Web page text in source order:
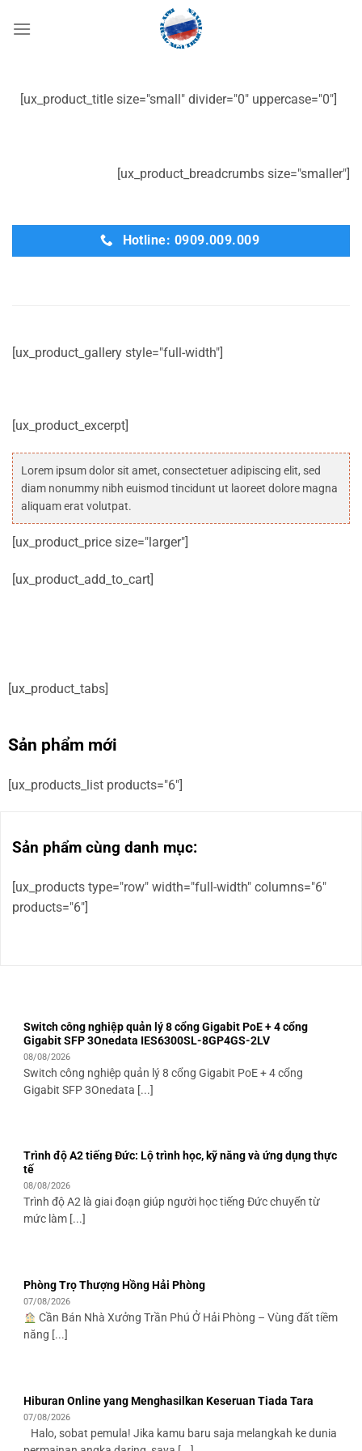
qua
[ux_product_title size="small" divider="0" uppercase="0"]
[ux_product_breadcrumbs size="smaller"]
Hotline: 0909.009.009
[ux_product_gallery style="full-width"]
[ux_product_excerpt]
Lorem ipsum dolor sit amet, consectetuer adipiscing elit, sed
diam nonummy nibh euismod tincidunt ut laoreet dolore magna
aliquam erat volutpat.
[ux_product_price size="larger"]
[ux_product_add_to_cart]
[ux_product_tabs]
Sản phẩm mới
[ux_products_list products="6"]
Sản phẩm cùng danh mục:
[ux_products type="row" width="full-width" columns="6"
products="6"]
Switch công nghiệp quản lý 8 cổng Gigabit PoE + 4 cổng
Gigabit SFP 3Onedata IES6300SL-8GP4GS-2LV
08/08/2026
Switch công nghiệp quản lý 8 cổng Gigabit PoE + 4 cổng
Gigabit SFP 3Onedata [...]
Trình độ A2 tiếng Đức: Lộ trình học, kỹ năng và ứng dụng thực
tế
08/08/2026
Trình độ A2 là giai đoạn giúp người học tiếng Đức chuyển từ
mức làm [...]
Phòng Trọ Thượng Hồng Hải Phòng
07/08/2026
Cần Bán Nhà Xưởng Trần Phú Ở Hải Phòng – Vùng đất tiềm
năng [...]
Hiburan Online yang Menghasilkan Keseruan Tiada Tara
07/08/2026
Halo, sobat pemula! Jika kamu baru saja melangkah ke dunia